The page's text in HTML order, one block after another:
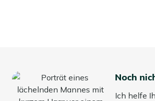
Noch
Ich helfe